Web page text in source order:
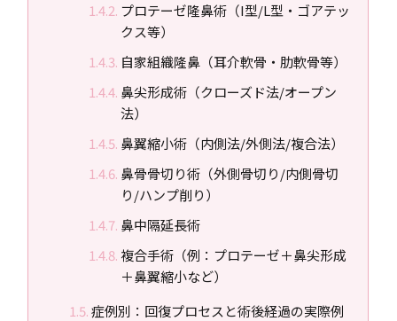
プロテーゼ隆鼻術（I型/L型・ゴアテッ
クス等）
自家組織隆鼻（耳介軟骨・肋軟骨等）
鼻尖形成術（クローズド法/オープン
法）
鼻翼縮小術（内側法/外側法/複合法）
鼻骨骨切り術（外側骨切り/内側骨切
り/ハンプ削り）
鼻中隔延長術
複合手術（例：プロテーゼ＋鼻尖形成
＋鼻翼縮小など）
症例別：回復プロセスと術後経過の実際例